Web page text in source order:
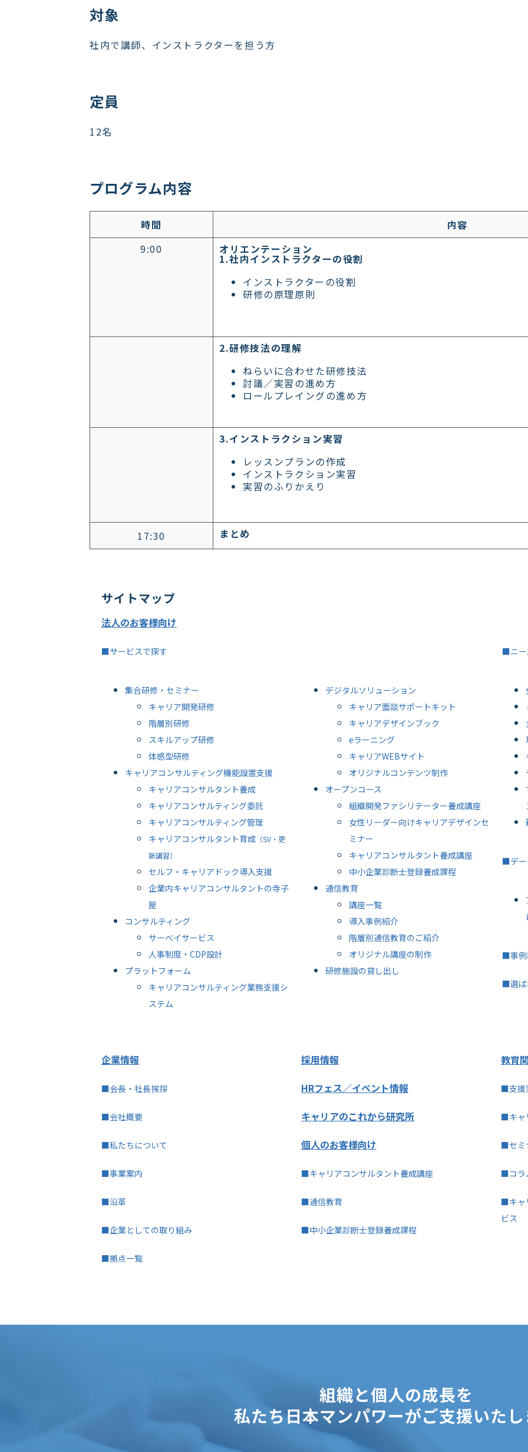
対象
社内で講師、インストラクターを担う方
定員
12名
プログラム内容
時間
内容
9:00
オリエンテーション
1.社内インストラクターの役割
インストラクターの役割
研修の原理原則
2.研修技法の理解
ねらいに合わせた研修技法
討議／実習の進め方
ロールプレイングの進め方
3.インストラクション実習
レッスンプランの作成
インストラクション実習
実習のふりかえり
17:30 まとめ
サイトマップ
法人のお客様向け
■サービスで探す
集合研修・セミナー
キャリア開発研修
階層別研修
スキルアップ研修
体感型研修
キャリアコンサルティング機能設置支援
キャリアコンサルタント養成
キャリアコンサルティング委託
キャリアコンサルティング管理
キャリアコンサルタント育成 （SV・更
新講習）
セルフ・キャリアドック導入支援
企業内キャリアコンサルタントの寺子
屋
コンサルティング
サーベイサービス
人事制度・CDP設計
プラットフォーム
キャリアコンサルティング業務支援シ
ステム
デジタルソリューション
キャリア面談サポートキット
キャリアデザインブック
eラーニング
キャリアWEBサイト
オリジナルコンテンツ制作
オープンコース
組織開発ファシリテーター養成講座
女性リーダー向けキャリアデザインセ
ミナー
キャリアコンサルタント養成講座
中小企業診断士登録養成課程
通信教育
講座一覧
導入事例紹介
階層別通信教育のご紹介
オリジナル講座の制作
研修施設の貸し出し
■ニー
■デー
■事例
■選ば
企業情報
■会長・社長挨拶
■会社概要
■私たちについて
■事業案内
■沿革
■企業としての取り組み
■拠点一覧
採用情報
HRフェス／イベント情報
キャリアのこれから研究所
個人のお客様向け
■キャリアコンサルタント養成講座
■通信教育
■中小企業診断士登録養成課程
教育
■支援
■キャ
■セミ
■コラ
■キャ
ビス
組織と個人の成長を
私たち日本マンパワーがご支援いた